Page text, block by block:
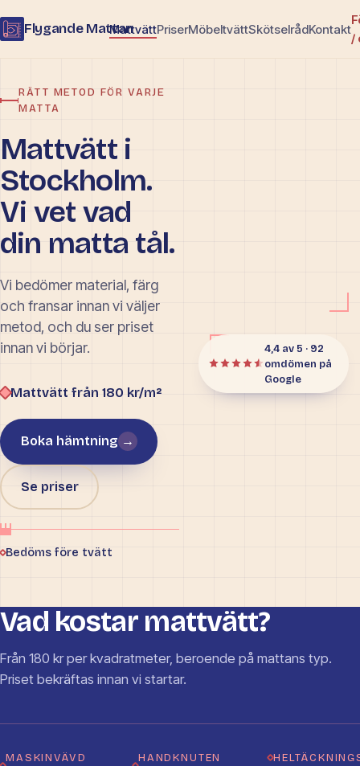
Flygande MattanMattvättPriserMöbeltvättSkötselrådKontakt
/
RÄTT METOD FÖR VARJE
MATTA
Mattvätt i
Stockholm.
Vi vet vad
din matta tål.
Vi bedömer material, färg
och fransar innan vi väljer
metod, och du ser priset
innan vi börjar.
Mattvätt från 180 kr/m²
Boka hämtning →
Se priser
Bedöms före tvätt
4,4 av 5 · 92
omdömen på
Google
Vad kostar mattvätt?
Från 180 kr per kvadratmeter, beroende på mattans typ.
Priset bekräftas innan vi startar.
MASKINVÄVD
HANDKNUTEN